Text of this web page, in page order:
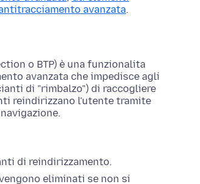
avanzata.
o BTP) è una funzionalita
avanzata che impedisce agli
di "rimbalzo") di raccogliere
reindirizzano l'utente tramite
di reindirizzamento.
eliminati se non si